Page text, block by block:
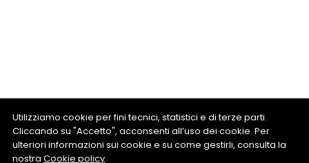
Utilizziamo cookie per fini tecnici, statistici e di terze parti.
Cliccando su "Accetto", acconsenti all’uso dei cookie. Per
ulteriori informazioni sui cookie e su come gestirli, consulta la
nostra Cookie policy.